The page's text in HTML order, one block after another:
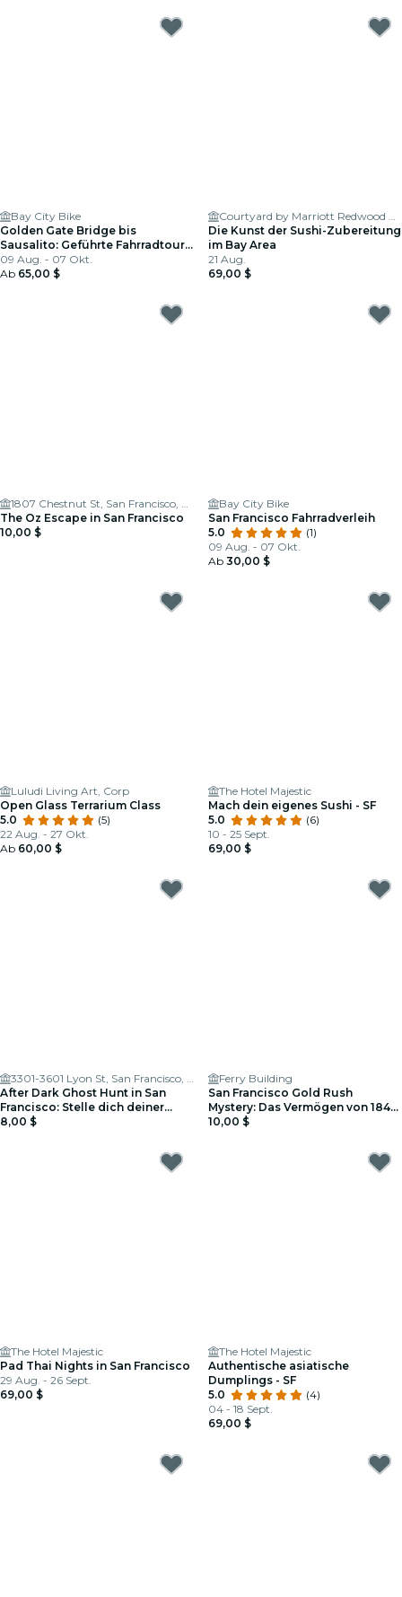
Bay City Bike
Golden Gate Bridge bis
Sausalito: Geführte Fahrradtour
ab San Francisco
09 Aug. - 07 Okt.
Ab 65,00 $
Courtyard by Marriott Redwood City
Die Kunst der Sushi-Zubereitung
im Bay Area
21 Aug.
69,00 $
1807 Chestnut St, San Francisco, CA 94123
The Oz Escape in San Francisco
10,00 $
Bay City Bike
San Francisco Fahrradverleih
5.0
(1)
09 Aug. - 07 Okt.
Ab 30,00 $
Luludi Living Art, Corp
Open Glass Terrarium Class
5.0
(5)
22 Aug. - 27 Okt.
Ab 60,00 $
The Hotel Majestic
Mach dein eigenes Sushi - SF
5.0
(6)
10 - 25 Sept.
69,00 $
3301-3601 Lyon St, San Francisco, CA 94123
After Dark Ghost Hunt in San
Francisco: Stelle dich deiner
Angst!
8,00 $
Ferry Building
San Francisco Gold Rush
Mystery: Das Vermögen von 1849
im Financial District
10,00 $
The Hotel Majestic
Pad Thai Nights in San Francisco
29 Aug. - 26 Sept.
69,00 $
The Hotel Majestic
Authentische asiatische
Dumplings - SF
5.0
(4)
04 - 18 Sept.
69,00 $